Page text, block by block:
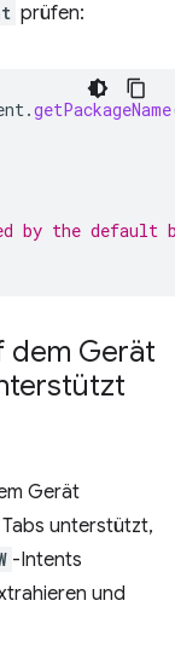
prüfen:
.getPackageName
by the default
dem Gerät
Gerät
unterstützt,
-Intents
und